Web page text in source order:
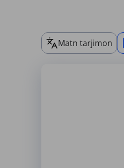
Matn tarjimon